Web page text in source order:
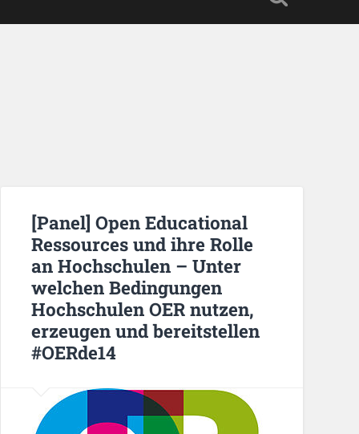
[Panel] Open Educational
Ressources und ihre Rolle
an Hochschulen – Unter
welchen Bedingungen
Hochschulen OER nutzen,
erzeugen und bereitstellen
#OERde14